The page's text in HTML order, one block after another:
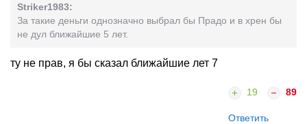
Striker1983:
За такие деньги однозначно выбрал бы Прадо и в хрен бы
не дул ближайшие 5 лет.
ту не прав, я бы сказал ближайшие лет 7
19 89
Ответить